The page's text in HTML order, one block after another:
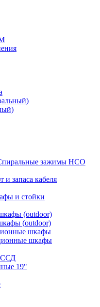
зажимы НСО
и запаса кабеля
и стойки
(outdoor)
(outdoor)
шкафы
шкафы
ССД
19"